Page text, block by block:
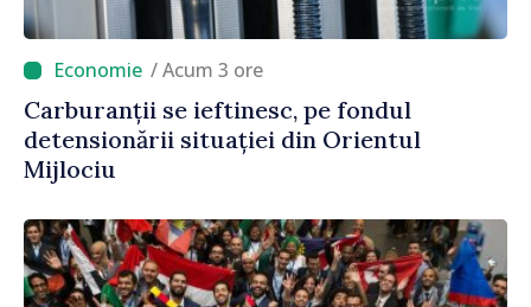
/ Acum 3 ore
Carburanții se ieftinesc, pe fondul
detensionării situației din Orientul
Mijlociu